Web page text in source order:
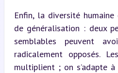
Enfin, la diversité
de généralisation : deux
semblables peuvent
radicalement opposés.
multiplient ; on s’adapte